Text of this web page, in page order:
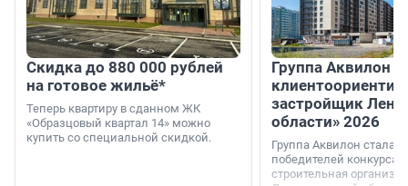
Скидка до 880 000 рублей
на готовое жильё*
Теперь квартиру в сданном ЖК
«Образцовый квартал 14» можно
купить со специальной скидкой.
Группа Аквилон
застройщик
области» 2026
Группа Аквилон стала
победителей конкурса
строительная